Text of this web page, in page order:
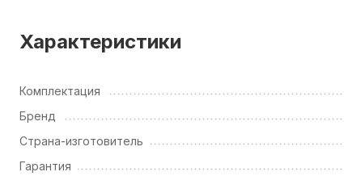
Характеристики
Комплектация
Бренд
Страна-изготовитель
Гарантия